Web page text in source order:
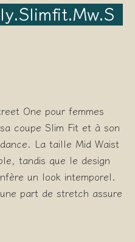
One pour femmes
coupe Slim Fit et à son
La taille Mid Waist
tandis que le design
un look intemporel.
part de stretch assure